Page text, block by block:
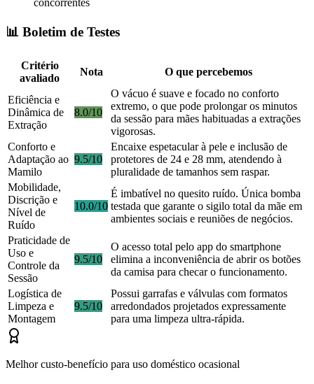
concorrentes
📊 Boletim de Testes
Critério
avaliado
Nota O que percebemos
Eficiência e
Dinâmica de
Extração
8.0/10
O vácuo é suave e focado no conforto
extremo, o que pode prolongar os minutos
da sessão para mães habituadas a extrações
vigorosas.
Conforto e
Adaptação ao
Mamilo
9.5/10
Encaixe espetacular à pele e inclusão de
protetores de 24 e 28 mm, atendendo à
pluralidade de tamanhos sem raspar.
Mobilidade,
Discrição e
Nível de
Ruído
10.0/10
É imbatível no quesito ruído. Única bomba
testada que garante o sigilo total da mãe em
ambientes sociais e reuniões de negócios.
Praticidade de
Uso e
Controle da
Sessão
9.5/10
O acesso total pelo app do smartphone
elimina a inconveniência de abrir os botões
da camisa para checar o funcionamento.
Logística de
Limpeza e
Montagem
9.5/10
Possui garrafas e válvulas com formatos
arredondados projetados expressamente
para uma limpeza ultra-rápida.
Melhor custo-benefício para uso doméstico ocasional